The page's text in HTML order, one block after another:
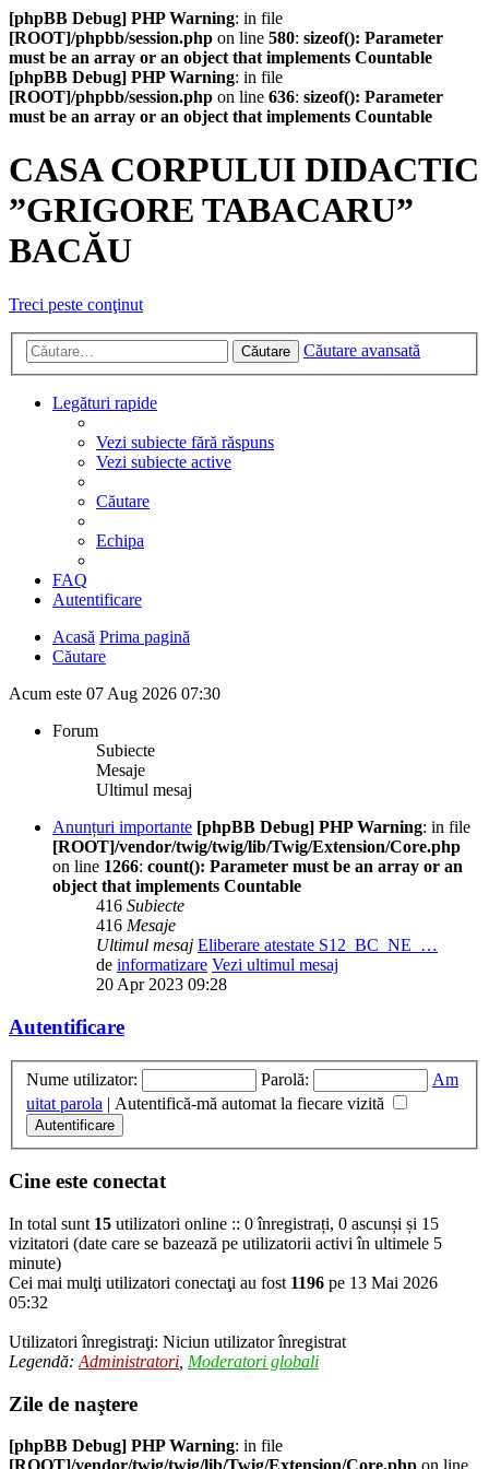
[phpBB Debug] PHP Warning: in file
[ROOT]/phpbb/session.php on line 580: sizeof(): Parameter
must be an array or an object that implements Countable
[phpBB Debug] PHP Warning: in file
[ROOT]/phpbb/session.php on line 636: sizeof(): Parameter
must be an array or an object that implements Countable
CASA CORPULUI DIDACTIC
”GRIGORE TABACARU”
BACĂU
Treci peste conţinut
Căutare Căutare avansată
Legături rapide
Vezi subiecte fără răspuns
Vezi subiecte active
Căutare
Echipa
FAQ
Autentificare
Acasă Prima pagină
Căutare
Acum este 07 Aug 2026 07:30
Forum
Subiecte
Mesaje
Ultimul mesaj
Anunțuri importante [phpBB Debug] PHP Warning: in file
[ROOT]/vendor/twig/twig/lib/Twig/Extension/Core.php
on line 1266: count(): Parameter must be an array or an
object that implements Countable
416 Subiecte
416 Mesaje
Ultimul mesaj Eliberare atestate S12_BC_NE_…
de informatizare Vezi ultimul mesaj
20 Apr 2023 09:28
Autentificare
Nume utilizator: Parolă:
Am
uitat parola | Autentifică-mă automat la fiecare vizită
Cine este conectat
In total sunt 15 utilizatori online :: 0 înregistrați, 0 ascunși și 15
vizitatori (date care se bazează pe utilizatorii activi în ultimele 5
minute)
Cei mai mulţi utilizatori conectaţi au fost 1196 pe 13 Mai 2026
05:32
Utilizatori înregistraţi: Niciun utilizator înregistrat
Legendă: Administratori Moderatori globali
Zile de naştere
[phpBB Debug] PHP Warning: in file